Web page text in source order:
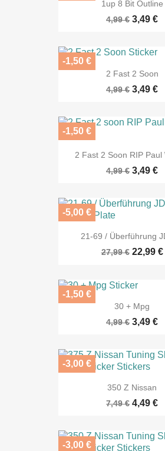
1up 8 Bit Outline
4,99 € 3,49 €
2 Fast 2 Soon
4,99 € 3,49 €
-1,50 €
2 Fast 2 Soon RIP Paul
4,99 € 3,49 €
-1,50 €
21-69 / Überführung
27,99 € 22,99 €
-5,00 €
30 + Mpg
4,99 € 3,49 €
-1,50 €
350 Z Nissan
7,49 € 4,49 €
-3,00 €
-3,00 €